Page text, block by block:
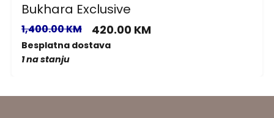
Bukhara Exclusive
1,400.00 KM 420.00 KM
Besplatna dostava
1 na stanju